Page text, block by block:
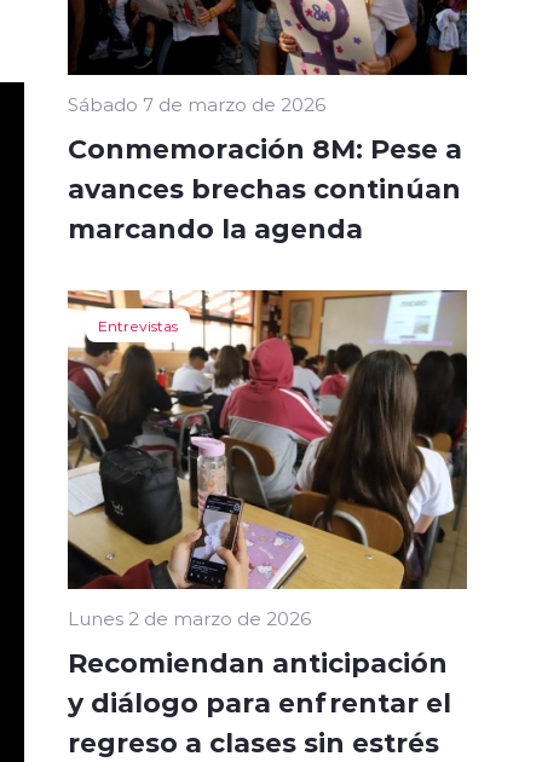
Sábado 7 de marzo de 2026
Conmemoración 8M: Pese a
avances brechas continúan
marcando la agenda
Entrevistas
Lunes 2 de marzo de 2026
Recomiendan anticipación
y diálogo para enfrentar el
regreso a clases sin estrés